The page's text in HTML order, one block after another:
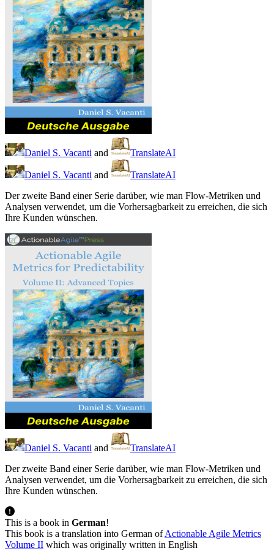
Daniel S. Vacanti and TranslateAI
Daniel S. Vacanti and
TranslateAI
Der zweite Band einer Serie darüber, wie man Flow-Metriken und
Analysen verwendet, um die Vorhersagbarkeit zu erreichen, die sich
Ihre Kunden wünschen.
Daniel S. Vacanti and
TranslateAI
Der zweite Band einer Serie darüber, wie man Flow-Metriken und
Analysen verwendet, um die Vorhersagbarkeit zu erreichen, die sich
Ihre Kunden wünschen.
This is a book in German!
This book is a translation into German ofActionable Agile Metrics
Volume II which was originally written in English